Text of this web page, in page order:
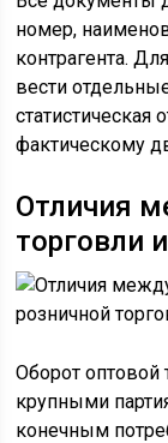
номер,
контрагента.
вести
статистическая
фактическому
Отличия
торговли
Оборот оптовой
крупными
конечным